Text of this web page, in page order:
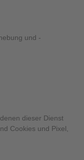
und -
dieser Dienst
Cookies und Pixel,